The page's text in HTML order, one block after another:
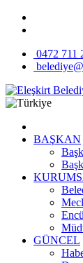
0472 711
BAŞKAN
GÜNCEL